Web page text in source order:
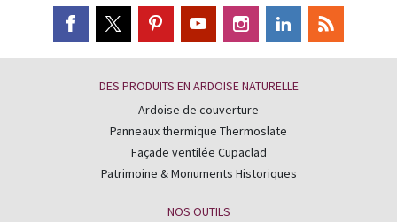
DES PRODUITS EN ARDOISE NATURELLE
Ardoise de couverture
Panneaux thermique Thermoslate
Façade ventilée Cupaclad
Patrimoine & Monuments Historiques
NOS OUTILS